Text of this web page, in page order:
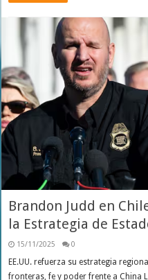
Brandon Judd en
la Estrategia de
15/11/2025 0
EE.UU. refuerza su estrategia
fronteras, fe y poder frente a China